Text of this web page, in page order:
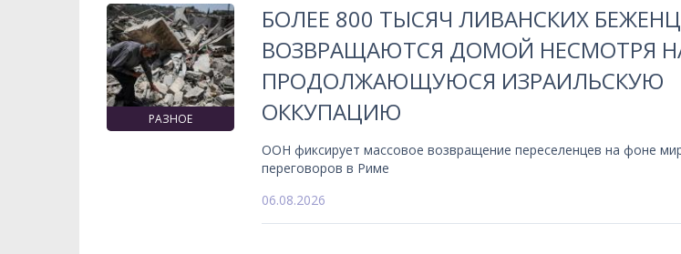
РАЗНОЕ
БОЛЕЕ 800 ТЫСЯЧ ЛИВАНСКИХ
ВОЗВРАЩАЮТСЯ ДОМОЙ НЕСМОТРЯ
ПРОДОЛЖАЮЩУЮСЯ ИЗРАИЛЬСКУЮ
ОККУПАЦИЮ
ООН фиксирует массовое возвращение переселенцев на фоне
переговоров в Риме
06.08.2026